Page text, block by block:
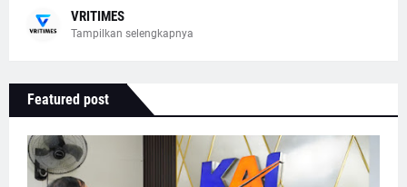
VRITIMES
Tampilkan selengkapnya
Featured post